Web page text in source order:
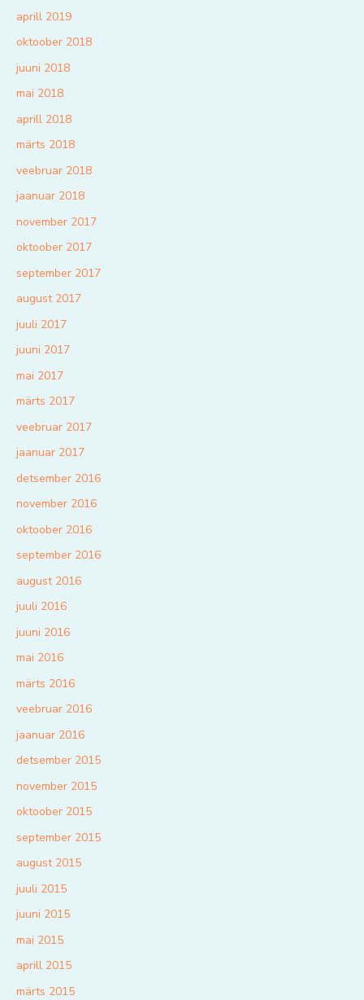
aprill 2019
oktoober 2018
juuni 2018
mai 2018
aprill 2018
märts 2018
veebruar 2018
jaanuar 2018
november 2017
oktoober 2017
september 2017
august 2017
juuli 2017
juuni 2017
mai 2017
märts 2017
veebruar 2017
jaanuar 2017
detsember 2016
november 2016
oktoober 2016
september 2016
august 2016
juuli 2016
juuni 2016
mai 2016
märts 2016
veebruar 2016
jaanuar 2016
detsember 2015
november 2015
oktoober 2015
september 2015
august 2015
juuli 2015
juuni 2015
mai 2015
aprill 2015
märts 2015